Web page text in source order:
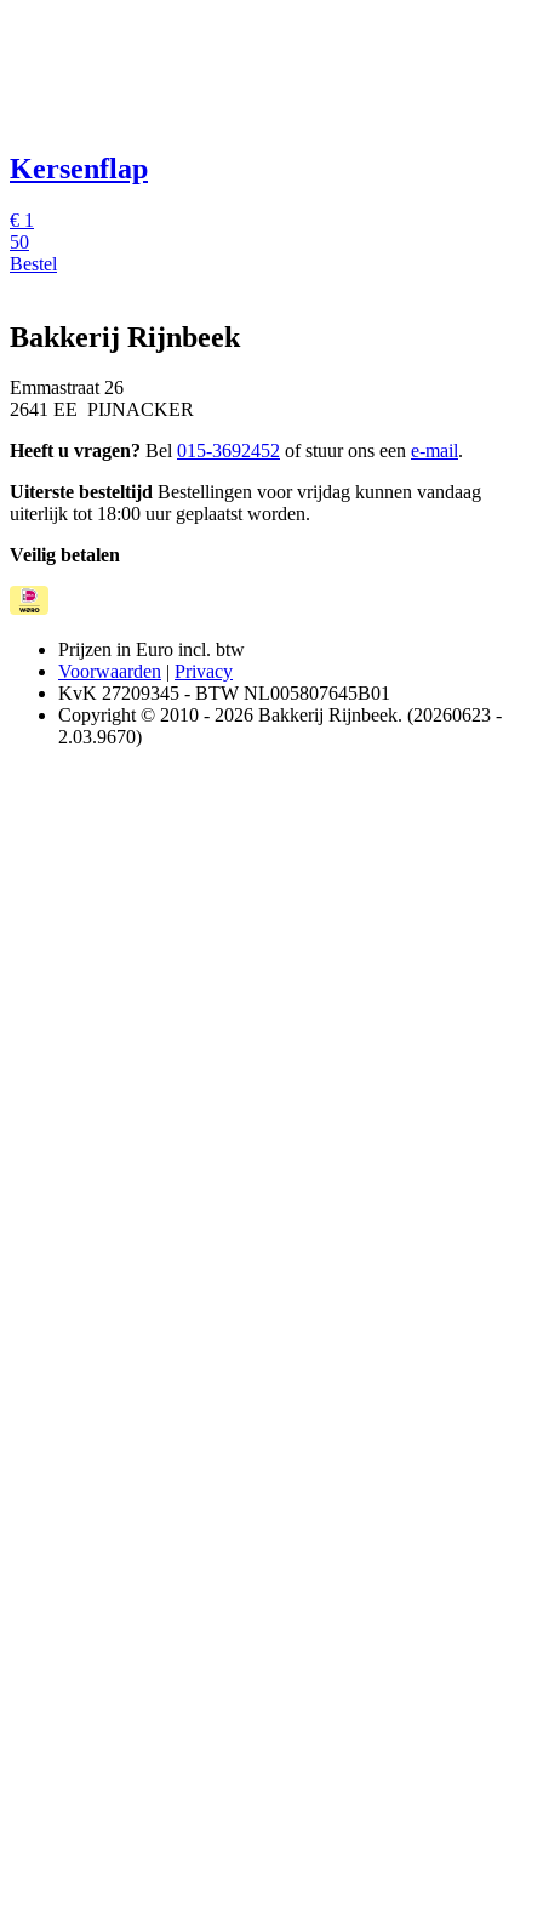
Kersenflap
€ 1
50
Bestel
Bakkerij Rijnbeek
Emmastraat 26
2641 EE PIJNACKER
Heeft u vragen? Bel 015-3692452 of stuur ons een e-mail.
Uiterste besteltijd Bestellingen voor vrijdag kunnen vandaag
uiterlijk tot 18:00 uur geplaatst worden.
Veilig betalen
Prijzen in Euro incl. btw
Voorwaarden | Privacy
KvK 27209345 - BTW NL005807645B01
Copyright © 2010 - 2026 Bakkerij Rijnbeek. (20260623 -
2.03.9670)